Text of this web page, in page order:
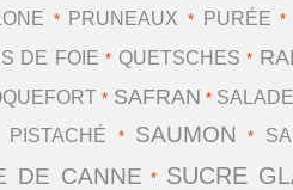
* PRUNEAUX * PURÉE *
DE FOIE * QUETSCHES *
* SAFRAN *
* SAUMON *
DE CANNE * SUCRE